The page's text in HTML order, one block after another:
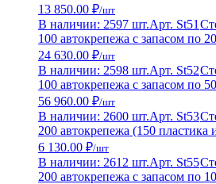
13 850.00 ₽/шт
В наличии: 2597 шт.Арт. St51
100 автокрепежа с запасом по
24 630.00 ₽/шт
В наличии: 2598 шт.Арт. St52
100 автокрепежа с запасом по
56 960.00 ₽/шт
В наличии: 2600 шт.Арт. St53
200 автокрепежа (150 пластика
6 130.00 ₽/шт
В наличии: 2612 шт.Арт. St55
200 автокрепежа с запасом по